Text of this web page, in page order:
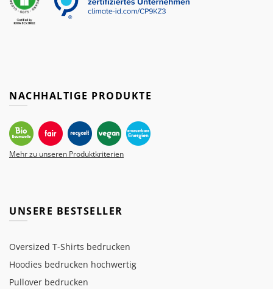
NACHHALTIGE PRODUKTE
Mehr zu unseren Produktkriterien
UNSERE BESTSELLER
Oversized T-Shirts bedrucken
Hoodies bedrucken hochwertig
Pullover bedrucken